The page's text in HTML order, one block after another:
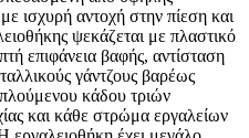
ισχυρή αντοχή στην πίεση και
ψεκάζεται με πλαστικό
επιφάνεια βαφής, αντίσταση
γάντζους βαρέως
κάδου τριών
και κάθε στρώμα εργαλείων